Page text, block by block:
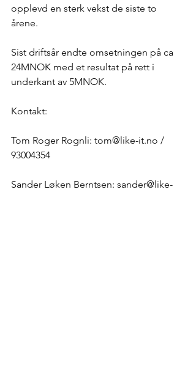
opplevd en sterk vekst de siste to
årene.
Sist driftsår endte omsetningen på ca
24MNOK med et resultat på rett i
underkant av 5MNOK.
Kontakt:
Tom Roger Rognli: tom@like-it.no /
93004354
Sander Løken Berntsen: sander@like-